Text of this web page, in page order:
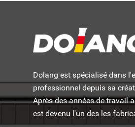
Dolang est spécialisé dans
professionnel depuis sa
Après des années de travail
est devenu l'un des les